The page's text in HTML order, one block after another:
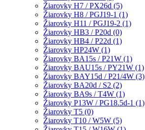
Žiarovky H7 / PX26d (5)
Žiarovky H8 / PGJ19-1 (1)
Žiarovky H11 / PGJ19-2 (1)
Žiarovky HB3 / P20d (0)
Žiarovky HB4 / P22d (1)
Žiarovky HP24W (1)
Žiarovky BA15s / P21W (1)
Žiarovky BAU15s / PY21W (1)
Žiarovky BAY15d / P21/4W (3)
Žiarovky BA20d / S2 (2)
Žiarovky BA9s / T4W (1)
Žiarovky P13W / PG18.5d-1 (1)
Žiarovky T5 (0)
Žiarovky T10 / W5W (5)